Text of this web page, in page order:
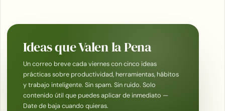
Ideas que Valen la Pena
Un correo breve cada viernes con cinco ideas
prácticas sobre productividad, herramientas, hábitos
y trabajo inteligente. Sin spam. Sin ruido. Solo
contenido útil que puedes aplicar de inmediato —
Date de baja cuando quieras.